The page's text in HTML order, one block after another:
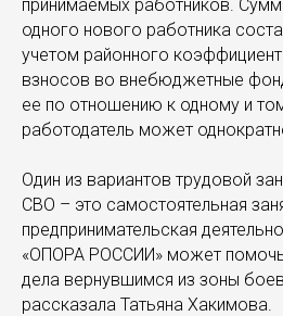
принимаемых работников.
одного нового работника
учетом районного
взносов во внебюджетные
ее по отношению к одному и
работодатель может
Один из вариантов трудовой
СВО – это самостоятельная
предпринимательская
«ОПОРА РОССИИ» может помочь
дела вернувшимся из зоны
рассказала Татьяна Хакимова.